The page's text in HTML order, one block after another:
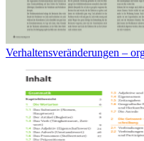
Verhaltensveränderungen –